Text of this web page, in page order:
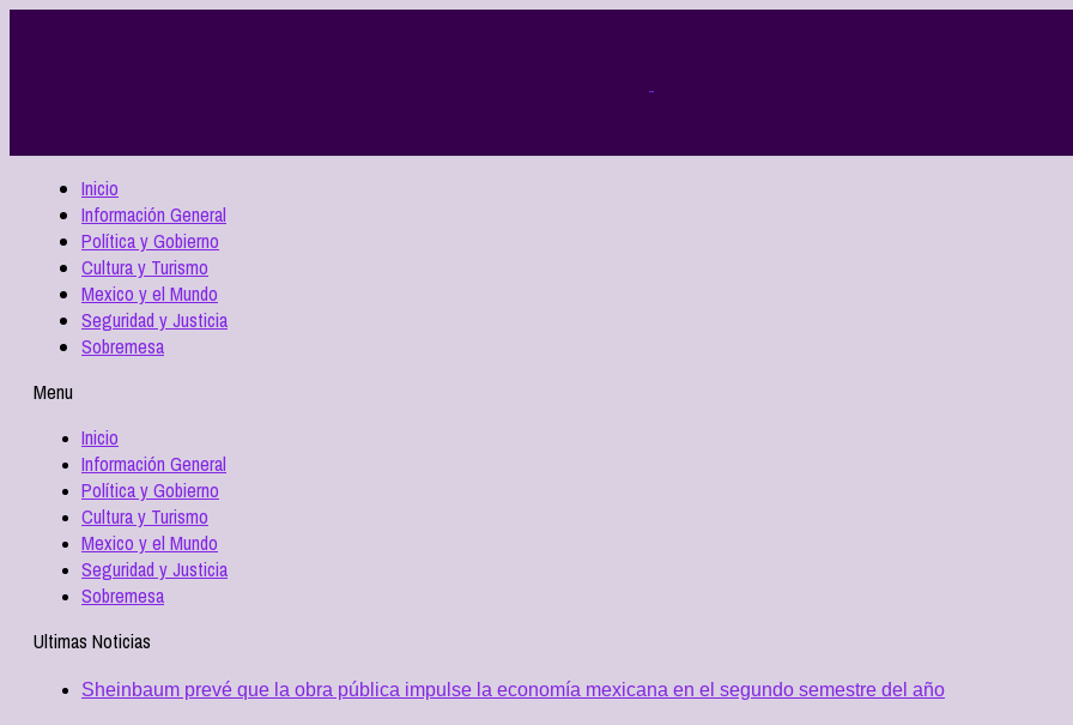
Inicio
Información General
Política y Gobierno
Cultura y Turismo
Mexico y el Mundo
Seguridad y Justicia
Sobremesa
Menu
Inicio
Información General
Política y Gobierno
Cultura y Turismo
Mexico y el Mundo
Seguridad y Justicia
Sobremesa
Ultimas Noticias
Sheinbaum prevé que la obra pública impulse la economía mexicana en el segundo semestre del año